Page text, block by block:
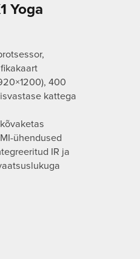
Yoga
400
kattega
ühendused
IR ja